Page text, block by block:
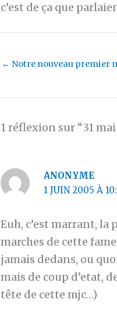
c’est de ça que
← Notre nouveau premier
1 réflexion sur “31 mai
ANONYME
1 JUIN 2005 À
Euh, c’est marrant, la
marches de cette
jamais dedans, ou
mais de coup d’etat,
tête de cette mjc…)